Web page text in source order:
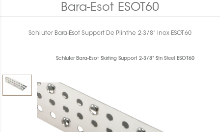
vedette
un
Bara-Esot ESOT60
Schluter Bara-Esot Support De Plinthe 2-3/8" Inox ESOT60
Schluter Bara-Esot Skirting Support 2-3/8" Stn Steel ESOT60